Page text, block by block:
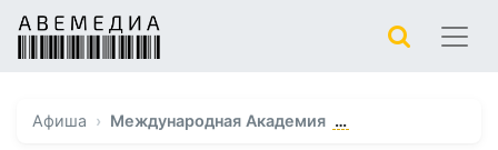
Афиша Международная Академия …